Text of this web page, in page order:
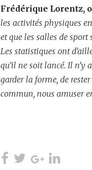
Frédérique Lorentz,
les activités physiques
et que les salles de sport
Les statistiques ont
qu’il ne soit lancé. Il
garder la forme, de
commun, nous amuser